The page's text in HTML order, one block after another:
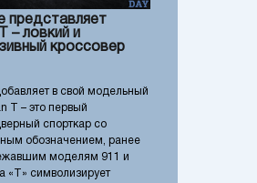
представляет
– ловкий и
кроссовер
в свой модельный
T – это первый
спорткар со
обозначением, ранее
моделям 911 и
«T» символизирует